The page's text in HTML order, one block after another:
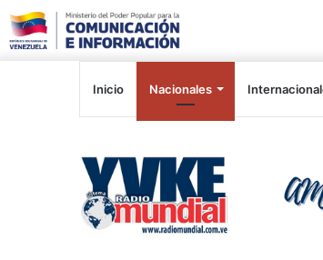
Inicio Nacionales